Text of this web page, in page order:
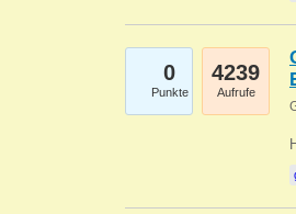
0
Punkte
4239
Aufrufe